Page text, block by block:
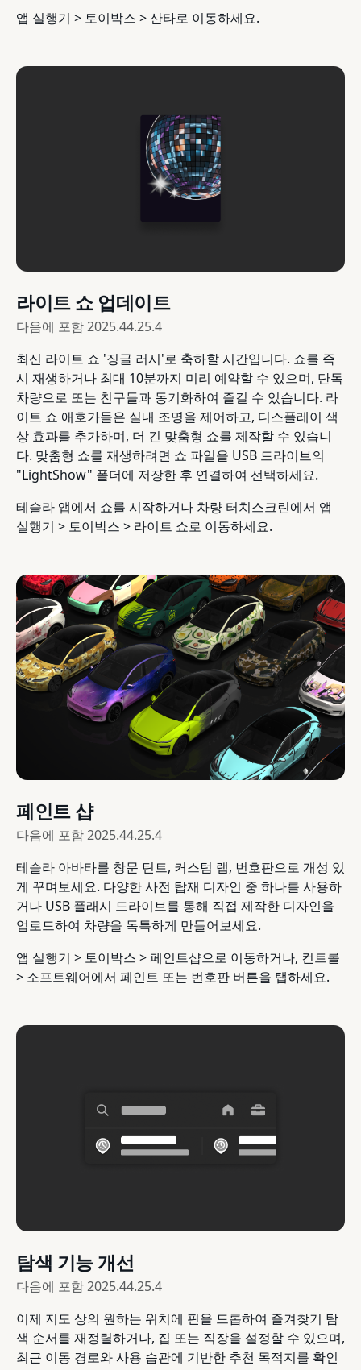
앱 실행기 > 토이박스 > 산타로 이동하세요.
라이트 쇼 업데이트
다음에 포함2025.44.25.4
최신 라이트 쇼 '징글 러시'로 축하할 시간입니다. 쇼를 즉
시 재생하거나 최대 10분까지 미리 예약할 수 있으며, 단독
차량으로 또는 친구들과 동기화하여 즐길 수 있습니다. 라
이트 쇼 애호가들은 실내 조명을 제어하고, 디스플레이 색
상 효과를 추가하며, 더 긴 맞춤형 쇼를 제작할 수 있습니
다. 맞춤형 쇼를 재생하려면 쇼 파일을 USB 드라이브의
"LightShow" 폴더에 저장한 후 연결하여 선택하세요.
테슬라 앱에서 쇼를 시작하거나 차량 터치스크린에서 앱
실행기 > 토이박스 > 라이트 쇼로 이동하세요.
페인트 샵
다음에 포함2025.44.25.4
테슬라 아바타를 창문 틴트, 커스텀 랩, 번호판으로 개성 있
게 꾸며보세요. 다양한 사전 탑재 디자인 중 하나를 사용하
거나 USB 플래시 드라이브를 통해 직접 제작한 디자인을
업로드하여 차량을 독특하게 만들어보세요.
앱 실행기 > 토이박스 > 페인트샵으로 이동하거나, 컨트롤
> 소프트웨어에서 페인트 또는 번호판 버튼을 탭하세요.
탐색 기능 개선
다음에 포함2025.44.25.4
이제 지도 상의 원하는 위치에 핀을 드롭하여 즐겨찾기 탐
색 순서를 재정렬하거나, 집 또는 직장을 설정할 수 있으며,
최근 이동 경로와 사용 습관에 기반한 추천 목적지를 확인